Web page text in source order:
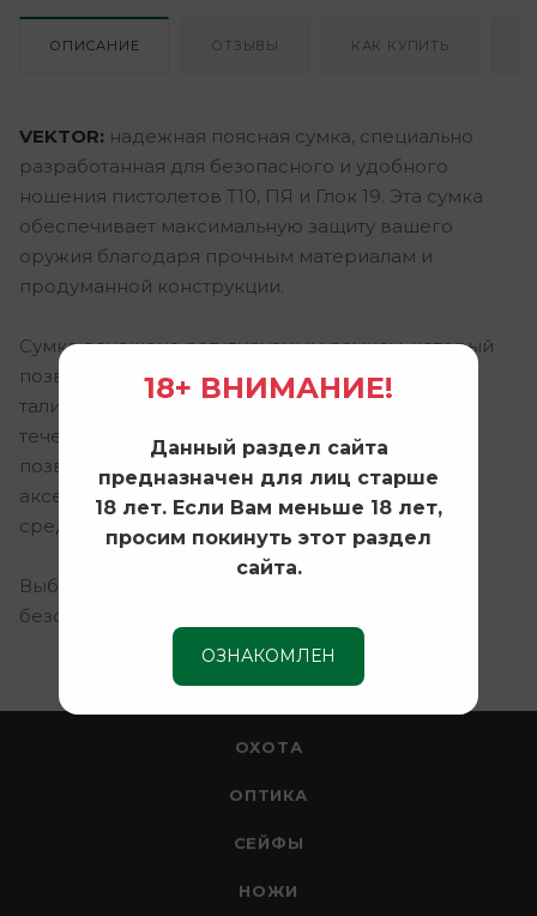
ОПИСАНИЕ ОТЗЫВЫ КАК КУПИТЬ
VEKTOR: надежная поясная сумка, специально
разработанная для безопасного и удобного
ношения пистолетов Т10, ПЯ и Глок 19. Эта сумка
обеспечивает максимальную защиту вашего
оружия благодаря прочным материалам и
продуманной конструкции.
Сумка оснащенарегулируемым ремнем, который
позволяет адаптировать ее под любой размер
талии, обеспечивая комфортное ношение в
течение всего дня. Внутренние отделения
позволяют разместить дополнительные
аксессуары, такие как запасные магазины или
средства для чистки.
Выберите VEKTOR для уверенности и
безопасности в любой ситуации!
ОХОТА
ОПТИКА
СЕЙФЫ
НОЖИ
18+ ВНИМАНИЕ!
Данный раздел сайта
предназначен для лиц старше
18 лет. Если Вам меньше 18 лет,
просим покинуть этот раздел
сайта.
ОЗНАКОМЛЕН